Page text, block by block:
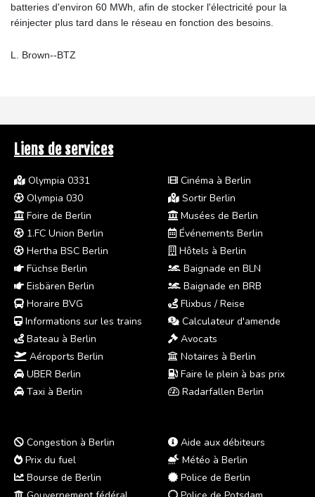
batteries d'environ 60 MWh, afin de stocker l'électricité pour la
réinjecter plus tard dans le réseau en fonction des besoins.
L. Brown--BTZ
Liens de services
Olympia 0331
Olympia 030
Foire de Berlin
1.FC Union Berlin
Hertha BSC Berlin
Füchse Berlin
Eisbären Berlin
Horaire BVG
Informations sur les trains
Bateau à Berlin
Aéroports Berlin
UBER Berlin
Taxi à Berlin
Cinéma à Berlin
Sortir Berlin
Musées de Berlin
Événements Berlin
Hôtels à Berlin
Baignade en BLN
Baignade en BRB
Flixbus / Reise
Calculateur d'amende
Avocats
Notaires à Berlin
Faire le plein à bas prix
Radarfallen Berlin
Congestion à Berlin
Prix du fuel
Bourse de Berlin
Aide aux débiteurs
Météo à Berlin
Police de Berlin